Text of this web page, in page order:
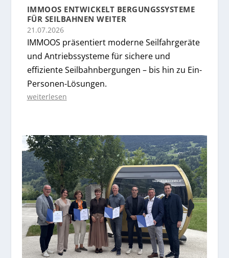
IMMOOS ENTWICKELT BERGUNGSSYSTEME
FÜR SEILBAHNEN WEITER
21.07.2026
IMMOOS präsentiert moderne Seilfahrgeräte
und Antriebssysteme für sichere und
effiziente Seilbahnbergungen – bis hin zu Ein-
Personen-Lösungen.
weiterlesen